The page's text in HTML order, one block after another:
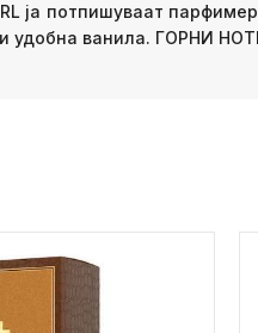
ја потпишуваат
удобна ванила. ГОРНИ